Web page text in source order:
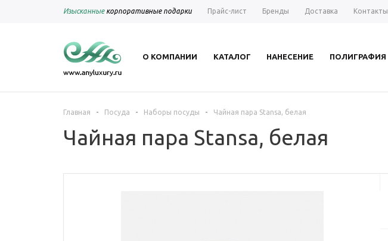
Изысканныекорпоративные подарки Прайс-лист Бренды Доставка Контакты
О КОМПАНИИ КАТАЛОГ НАНЕСЕНИЕ ПОЛИГРАФИЯ
Главная - Посуда - Наборы посуды - Чайная пара Stansa, белая
Чайная пара Stansa, белая